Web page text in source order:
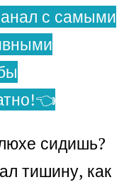
с самыми
сидишь?
тишину, как